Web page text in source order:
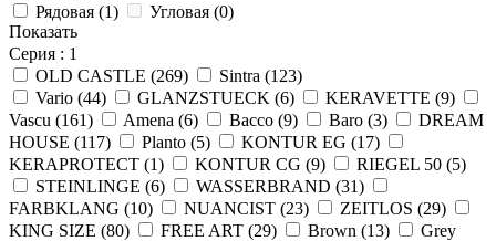
Рядовая (1) Угловая (0)
Показать
Серия : 1
OLD CASTLE (269) Sintra (123)
Vario (44) GLANZSTUECK (6) KERAVETTE (9)
Vascu (161) Amena (6) Bacco (9) Baro (3)
DREAM
HOUSE (117) Planto (5) KONTUR EG (17)
KERAPROTECT (1) KONTUR СG (9) RIEGEL 50 (5)
STEINLINGE (6) WASSERBRAND (31)
FARBKLANG (10) NUANCIST (23) ZEITLOS (29)
KING SIZE (80) FREE ART (29) Brown (13)
Grey